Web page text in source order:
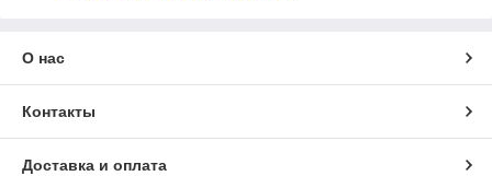
О нас
Контакты
Доставка и оплата